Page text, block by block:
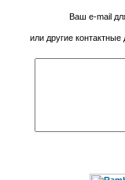
Ваш e-mail
или другие контактные